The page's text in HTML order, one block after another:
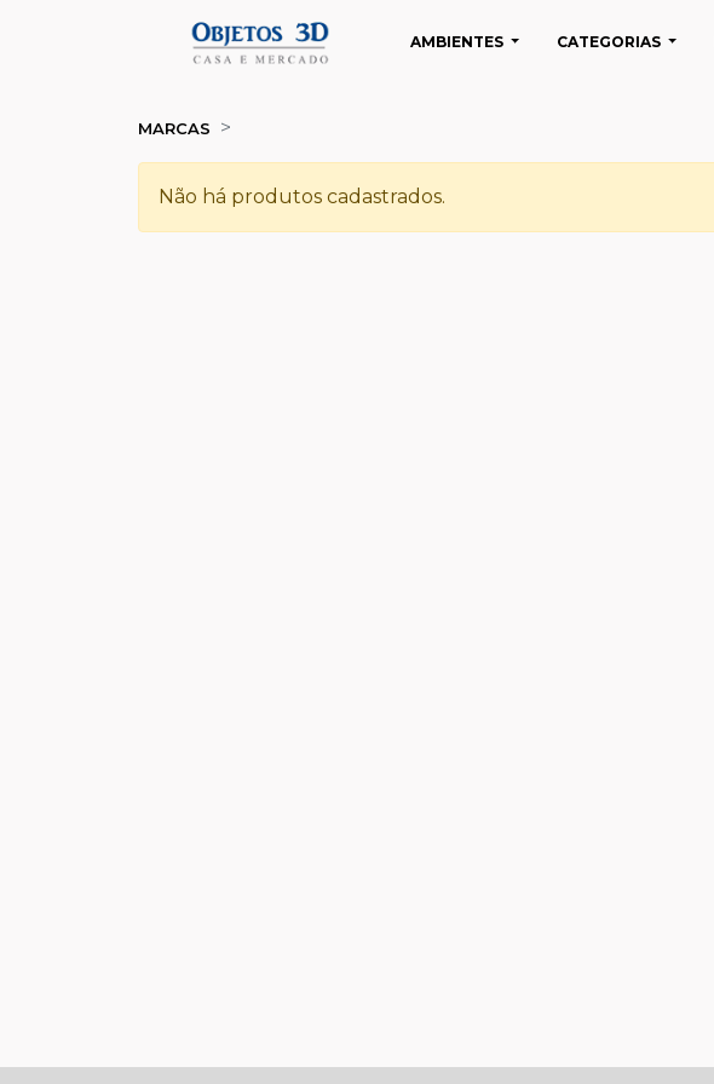
AMBIENTES CATEGORIAS
MARCAS
Não há produtos cadastrados.